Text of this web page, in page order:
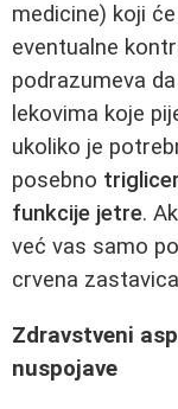
medicine) koji
eventualne
podrazumeva
lekovima koje
ukoliko je
posebno
funkcije jetre.
već vas samo
crvena
Zdravstveni
nuspojave